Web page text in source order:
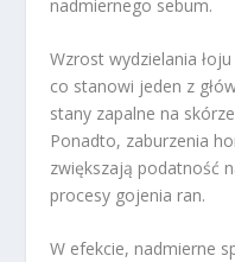
nadmiernego sebum.
Wzrost wydzielania
co stanowi jeden z
stany zapalne na
Ponadto, zaburzenia
zwiększają podatność
procesy gojenia ran.
W efekcie, nadmierne